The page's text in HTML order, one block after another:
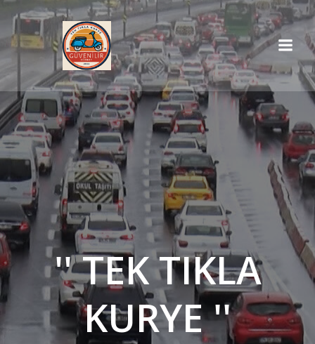
İçeriğe
geç
'' TEK TIKLA
KURYE ''